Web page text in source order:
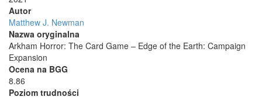
Autor
Matthew J. Newman
Nazwa oryginalna
Arkham Horror: The Card Game – Edge of the Earth: Campaign
Expansion
Ocena na BGG
8.86
Poziom trudności